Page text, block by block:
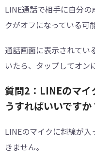
LINE通話で相手に自分
クがオフになっている可
通話画面に表示されてい
いたら、タップしてオン
質問2：LINEのマイ
うすればいいですか
LINEのマイクに斜線が
きません。